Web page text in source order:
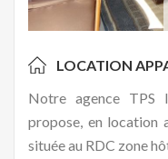
LOCATION
Notre agence TPS
propose, en location
située au RDC zone